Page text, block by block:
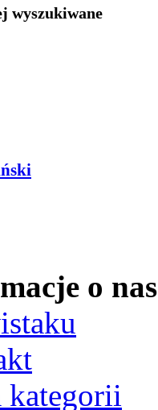
wyszukiwane
o nas
kategorii